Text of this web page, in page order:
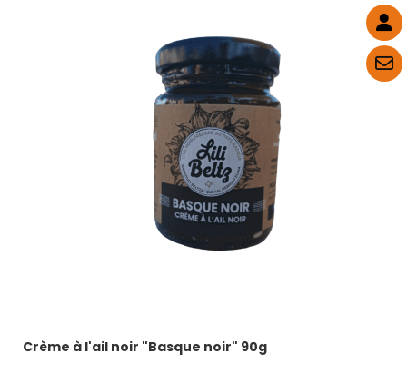
Crème à l'ail noir "Basque noir" 90g